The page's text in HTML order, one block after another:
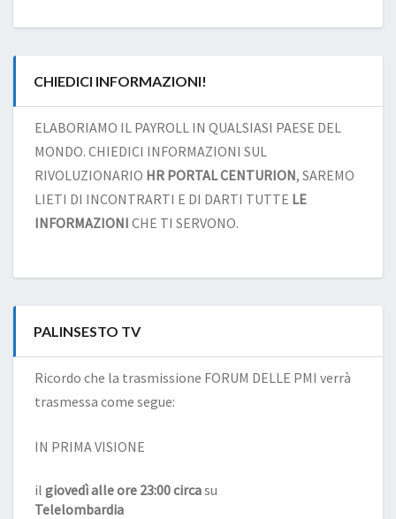
CHIEDICI INFORMAZIONI!
ELABORIAMO IL PAYROLL IN QUALSIASI PAESE DEL
MONDO. CHIEDICI INFORMAZIONI SUL
RIVOLUZIONARIO HR PORTAL CENTURION, SAREMO
LIETI DI INCONTRARTI E DI DARTI TUTTE LE
INFORMAZIONI CHE TI SERVONO.
PALINSESTO TV
Ricordo che la trasmissione FORUM DELLE PMI verrà
trasmessa come segue:
IN PRIMA VISIONE
il giovedì alle ore 23:00 circasu
Telelombardia